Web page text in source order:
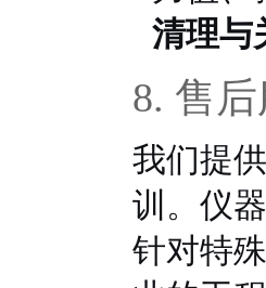
清理与
8. 售
我们提
训。仪
针对特